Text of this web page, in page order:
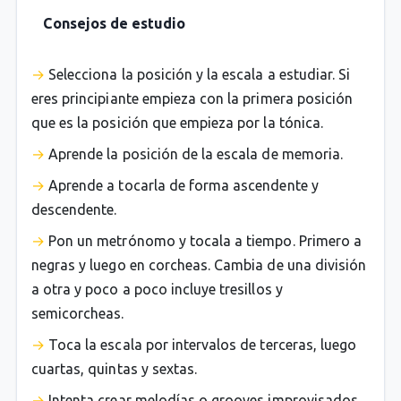
Consejos de estudio
Selecciona la posición y la escala a estudiar. Si
eres principiante empieza con la primera posición
que es la posición que empieza por la tónica.
Aprende la posición de la escala de memoria.
Aprende a tocarla de forma ascendente y
descendente.
Pon un metrónomo y tocala a tiempo. Primero a
negras y luego en corcheas. Cambia de una división
a otra y poco a poco incluye tresillos y
semicorcheas.
Toca la escala por intervalos de terceras, luego
cuartas, quintas y sextas.